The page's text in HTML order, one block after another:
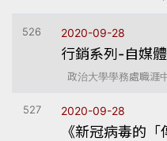
526 2020-09-28
行銷系列-自媒
政治大學學務處職
527 2020-09-28
《新冠病毒的